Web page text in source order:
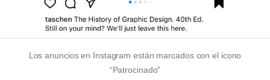
Los anuncios en Instagram están marcados con el icono
“Patrocinado”